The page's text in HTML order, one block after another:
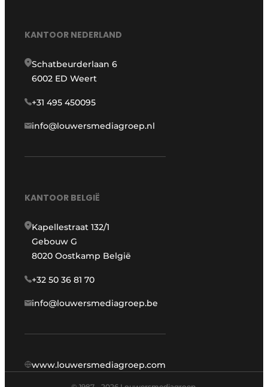
KANTOOR NEDERLAND
Schatbeurderlaan 6
6002 ED Weert
+31 495 450095
info@louwersmediagroep.nl
KANTOOR BELGIË
Kapellestraat 132/1
Gebouw G
8020 Oostkamp België
+32 50 36 81 70
info@louwersmediagroep.be
www.louwersmediagroep.com